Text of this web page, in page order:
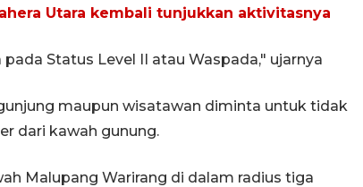
Utara kembali tunjukkan aktivitasnya
Status Level II atau Waspada," ujarnya
maupun wisatawan diminta untuk tidak
dari kawah gunung.
Malupang Warirang di dalam radius tiga